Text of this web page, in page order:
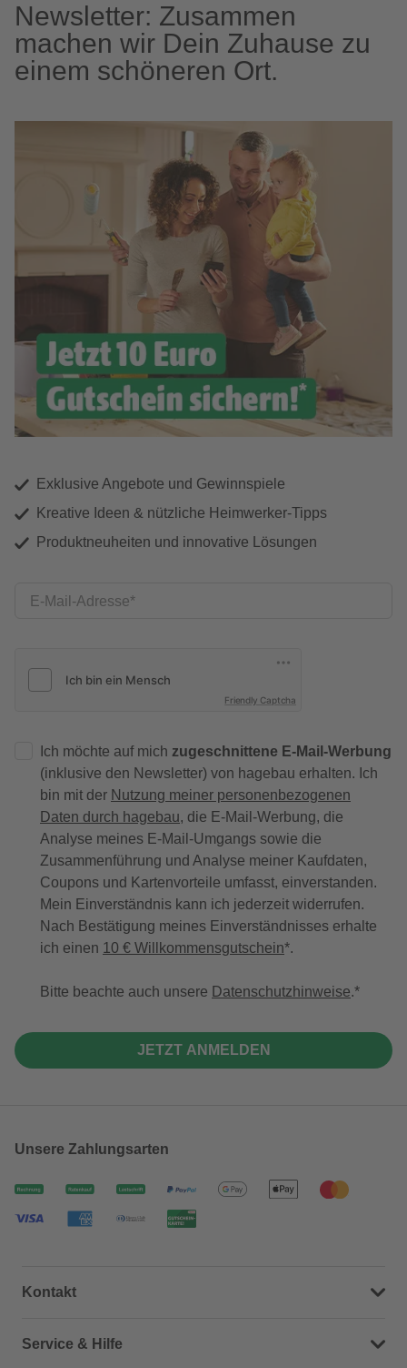
Newsletter: Zusammen
machen wir Dein Zuhause zu
einem schöneren Ort.
Exklusive Angebote und Gewinnspiele
Kreative Ideen & nützliche Heimwerker-Tipps
Produktneuheiten und innovative Lösungen
E-Mail-Adresse
Friendly Captcha
Ich möchte auf mich zugeschnittene E-Mail-Werbung
(inklusive den Newsletter) von hagebau erhalten. Ich
bin mit der Nutzung meiner personenbezogenen
Daten durch hagebau, die E-Mail-Werbung, die
Analyse meines E-Mail-Umgangs sowie die
Zusammenführung und Analyse meiner Kaufdaten,
Coupons und Kartenvorteile umfasst, einverstanden.
Mein Einverständnis kann ich jederzeit widerrufen.
Nach Bestätigung meines Einverständnisses erhalte
ich einen 10 € Willkommensgutschein*.
Bitte beachte auch unsere Datenschutzhinweise.
JETZT ANMELDEN
Unsere Zahlungsarten
Kontakt
Dein Kontakt zu uns
Service & Hilfe